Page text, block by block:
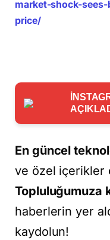
market-shock-
price/
En güncel
ve özel içerikler
Topluluğumuza
haberlerin yer
kaydolun!